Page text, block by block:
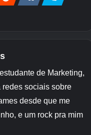
de Marketing,
sociais sobre
desde que me
e um rock pra mim